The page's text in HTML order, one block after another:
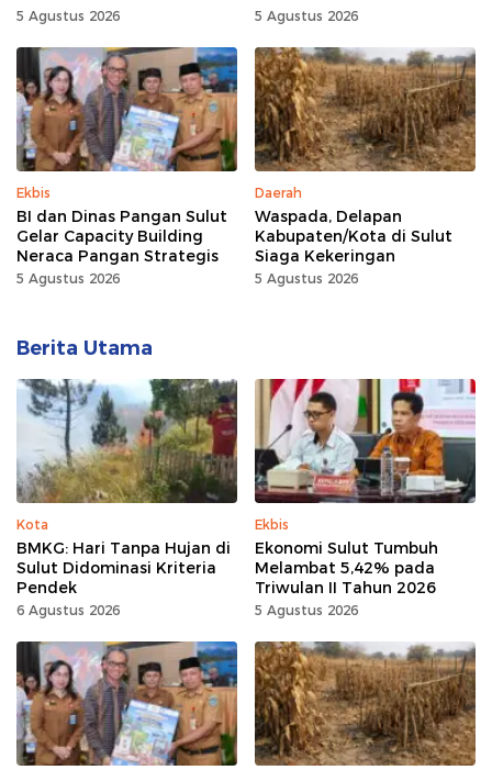
5 Agustus 2026
Provinsi Gorontalo Capai
5 Agustus 2026
Ekbis
BI dan Dinas Pangan Sulut
Gelar Capacity Building
Neraca Pangan Strategis
5 Agustus 2026
Daerah
Waspada, Delapan
Kabupaten/Kota di Sulut
Siaga Kekeringan
5 Agustus 2026
Berita Utama
Kota
BMKG: Hari Tanpa Hujan di
Sulut Didominasi Kriteria
Pendek
6 Agustus 2026
Ekbis
Ekonomi Sulut Tumbuh
Melambat 5,42% pada
Triwulan II Tahun 2026
5 Agustus 2026